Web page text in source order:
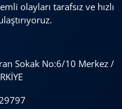
olayları tarafsız ve hızlı
Sokak No:6/10 Merkez /